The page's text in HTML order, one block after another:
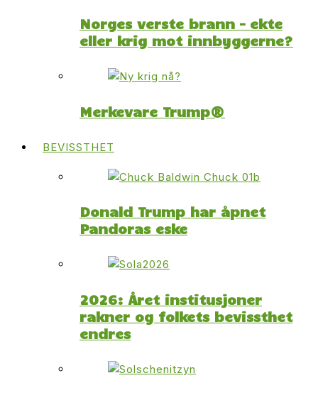
Norges verste brann – ekte
eller krig mot innbyggerne?
Merkevare Trump®
BEVISSTHET
Donald Trump har åpnet
Pandoras eske
2026: Året institusjoner
rakner og folkets bevissthet
endres